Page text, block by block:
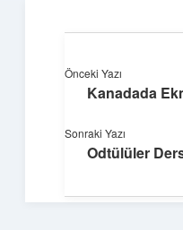
Parlak
Işıltılı
Önceki Yazı
Kanadada
Sonraki Yazı
Odtülüler